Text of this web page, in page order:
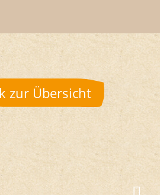
zur Übersicht